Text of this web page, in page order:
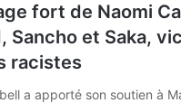
fort de Naomi
Sancho et Saka,
racistes
a apporté son soutien à